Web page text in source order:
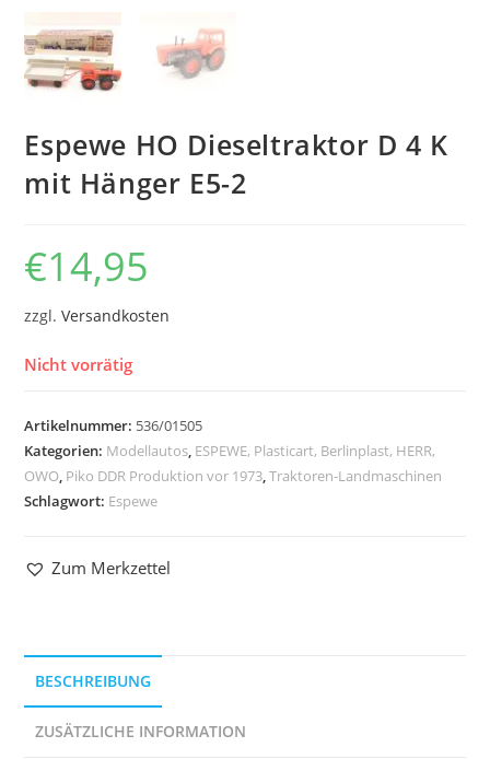
Espewe HO Dieseltraktor D 4 K
mit Hänger E5-2
€14,95
zzgl.Versandkosten
Nicht vorrätig
Artikelnummer: 536/01505
Kategorien: Modellautos, ESPEWE, Plasticart, Berlinplast, HERR,
OWO, Piko DDR Produktion vor 1973,Traktoren-Landmaschinen
Schlagwort: Espewe
Zum Merkzettel
BESCHREIBUNG
ZUSÄTZLICHE INFORMATION